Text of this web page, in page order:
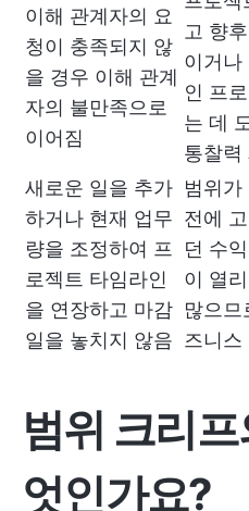
이해 관계자의 요
청이 충족되지 않
을 경우 이해 관계
자의 불만족으로
이어짐
고 향
이거나
인 프
는 데
통찰력
새로운 일을 추가
하거나 현재 업무
량을 조정하여 프
로젝트 타임라인
을 연장하고 마감
일을 놓치지 않음
범위가
전에
던 수
이 열
많으므
즈니스
범위 크리
엇인가요?